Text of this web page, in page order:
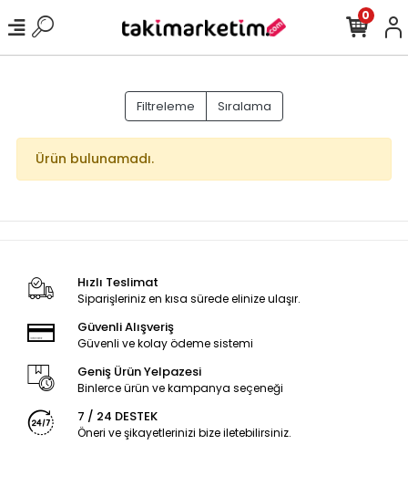
0
Filtreleme Sıralama
Ürün bulunamadı.
Hızlı Teslimat
Siparişleriniz en kısa sürede elinize ulaşır.
Güvenli Alışveriş
Güvenli ve kolay ödeme sistemi
Geniş Ürün Yelpazesi
Binlerce ürün ve kampanya seçeneği
7 / 24 DESTEK
Öneri ve şikayetlerinizi bize iletebilirsiniz.